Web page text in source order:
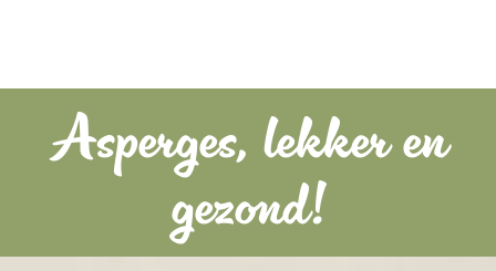
Asperges, lekker en
gezond!